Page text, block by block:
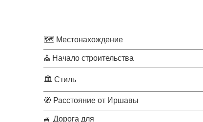
🗺 Местонахождение
⛪ Начало строительства
🏛 Стиль
🧭 Расстояние от Иршавы
🚙 Дорога для